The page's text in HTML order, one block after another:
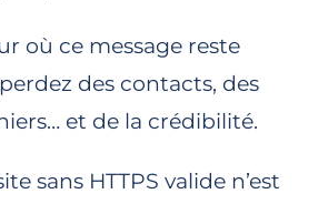
où ce message reste
des contacts, des
et de la crédibilité.
sans HTTPS valide n’est